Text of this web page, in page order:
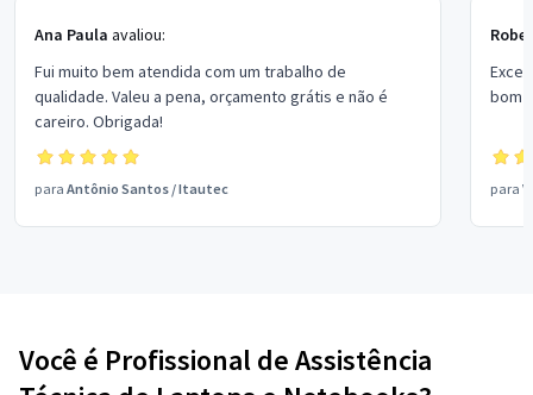
Ana Paula avaliou:
Fui muito bem atendida com um trabalho de
qualidade. Valeu a pena, orçamento grátis e não é
careiro. Obrigada!
para Antônio Santos /Itautec
bom
para
Você é Profissional de Assistência